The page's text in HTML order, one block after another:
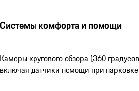
Системы комфорта и помощи
Камеры кругового обзора (360
включая датчики помощи при